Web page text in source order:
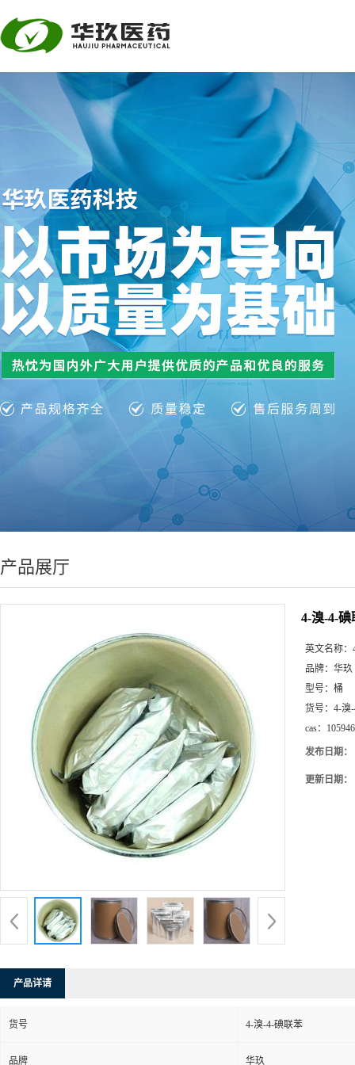
产品展厅
4-溴-4-碘
英文名称：
品牌： 华玖
型号： 桶
货号： 4-溴
cas：
发布日期：
更新日期：
产品详请
货号 4-溴-4-碘联苯
品牌 华玖